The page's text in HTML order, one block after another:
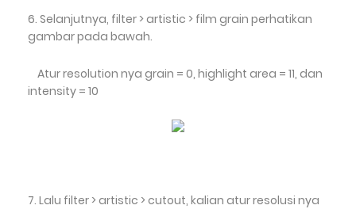
6. Selanjutnya, filter > artistic > film grain perhatikan
gambar pada bawah.
Atur resolution nya grain = 0, highlight area = 11, dan
intensity = 10
7. Lalu filter > artistic > cutout, kalian atur resolusi nya